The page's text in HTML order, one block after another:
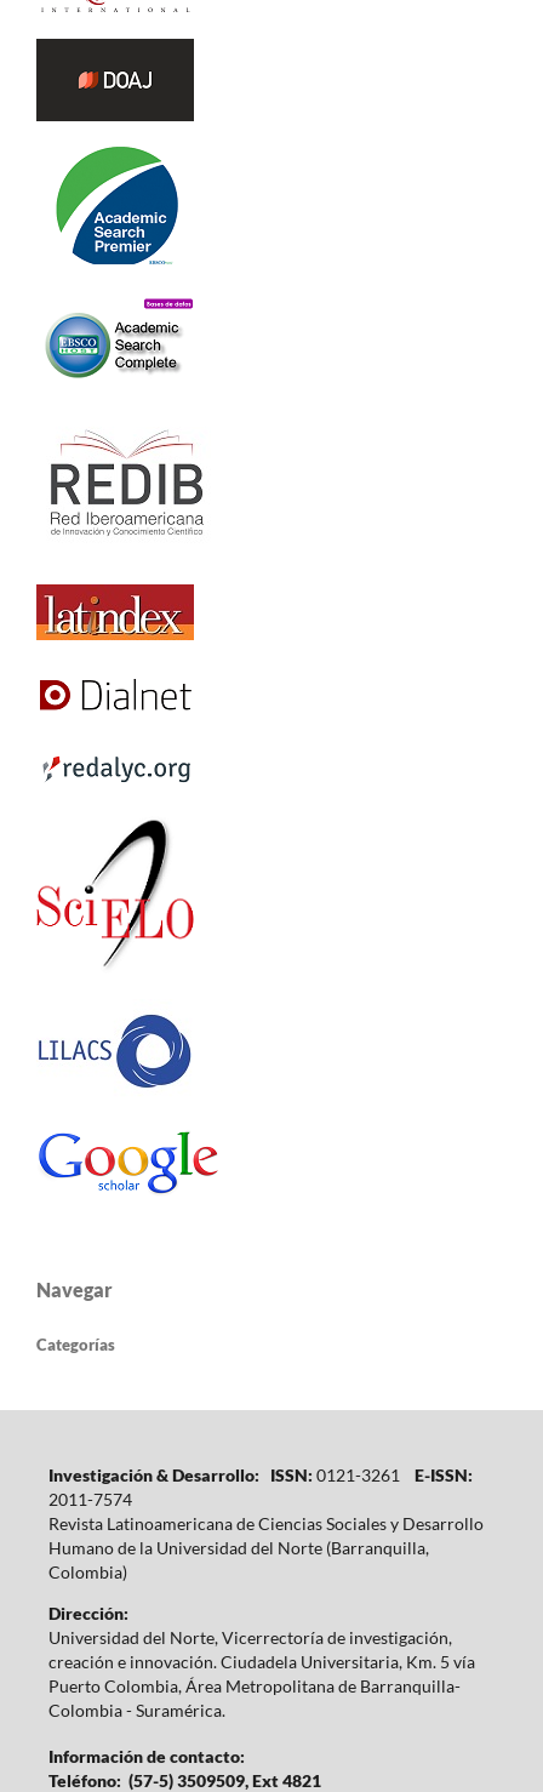
Navegar
Categorías
Investigación & Desarrollo: ISSN: 0121-3261
E-ISSN:
2011-7574
Revista Latinoamericana de Ciencias Sociales y Desarrollo
Humano de la Universidad del Norte (Barranquilla,
Colombia)
Dirección:
Universidad del Norte, Vicerrectoría de investigación,
creación e innovación. Ciudadela Universitaria, Km. 5 vía
Puerto Colombia, Área Metropolitana de Barranquilla-
Colombia - Suramérica.
Información de contacto:
Teléfono: (57-5) 3509509, Ext 4821